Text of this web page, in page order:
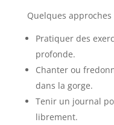
Quelques approches
Pratiquer des
profonde.
Chanter ou
dans la gorge.
Tenir un journal
librement.